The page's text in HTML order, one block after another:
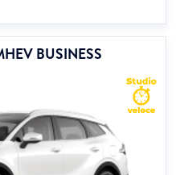
BUSINESS